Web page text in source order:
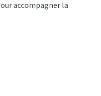
accompagner la